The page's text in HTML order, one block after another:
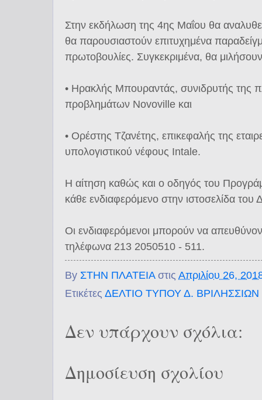
Στην εκδήλωση της 4ης Μαΐου θα
θα παρουσιαστούν επιτυχημένα
πρωτοβουλίες. Συγκεκριμένα, θα
• Ηρακλής Μπουραντάς, συνιδρυτής της
προβλημάτων Novoville και
• Ορέστης Τζανέτης, επικεφαλής της
υπολογιστικού νέφους Intale.
Η αίτηση καθώς και ο οδηγός του
κάθε ενδιαφερόμενο στην ιστοσελίδα
Οι ενδιαφερόμενοι μπορούν να
τηλέφωνα 213 2050510 - 511.
By ΣΤΗΝ ΠΛΑΤΕΙΑ στις Απριλίου 26,
Ετικέτες ΔΕΛΤΙΟ ΤΥΠΟΥ Δ. ΒΡΙΛΗΣΣΙΩΝ
Δεν υπάρχουν σχόλια:
Δημοσίευση σχολίου